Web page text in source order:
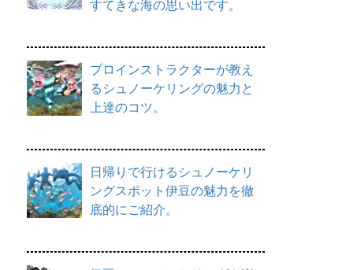
すてきな海の思い出です。
プロインストラクターが教え
るシュノーケリングの魅力と
上達のコツ。
日帰りで行けるシュノーケリ
ングスポット伊豆の魅力を徹
底的にご紹介。